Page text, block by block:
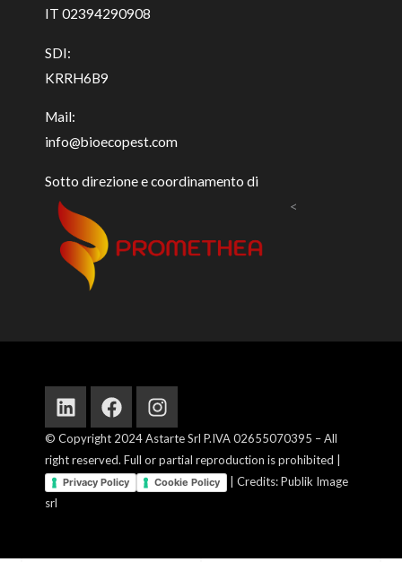
IT 02394290908
SDI:
KRRH6B9
Mail:
info@bioecopest.com
Sotto direzione e coordinamento di
<
LinkedinFacebookInstagram
© Copyright 2024 Astarte Srl P.IVA 02655070395 – All
right reserved. Full or partial reproduction is prohibited |
Privacy Policy Cookie Policy
| Credits: Publik Image
srl